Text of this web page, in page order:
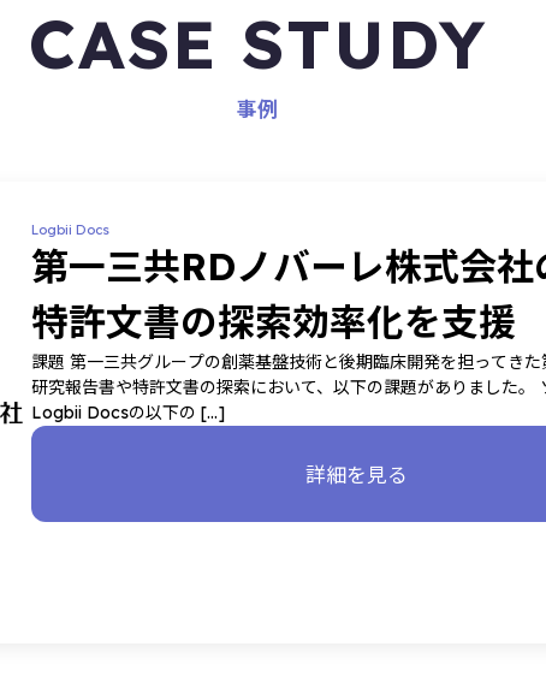
CASE STUDY
事例
Logbii Docs
第一三共RDノバーレ株式会
特許文書の探索効率化を支援
課題 第一三共グループの創薬基盤技術と後期臨床開発を担ってきた
研究報告書や特許文書の探索において、以下の課題がありました。
Logbii Docsの以下の […]
詳細を見る